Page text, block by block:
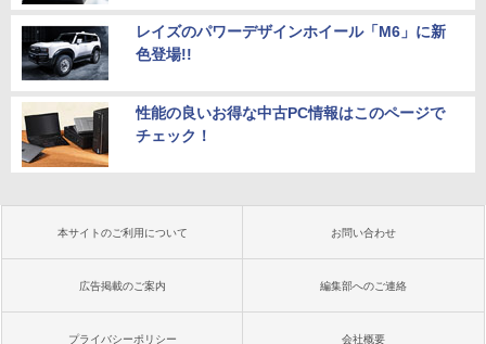
レイズのパワーデザインホイール「M6」に新
色登場!!
性能の良いお得な中古PC情報はこのページで
チェック！
本サイトのご利用について お問い合わせ
広告掲載のご案内 編集部へのご連絡
プライバシーポリシー 会社概要